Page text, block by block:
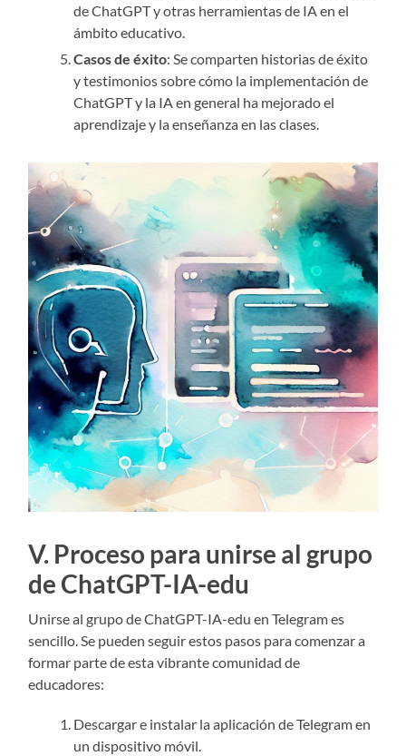
de ChatGPT y otras herramientas de IA en el
ámbito educativo.
Casos de éxito: Se comparten historias de éxito
y testimonios sobre cómo la implementación de
ChatGPT y la IA en general ha mejorado el
aprendizaje y la enseñanza en las clases.
V. Proceso para unirse al grupo
de ChatGPT-IA-edu
Unirse al grupo de ChatGPT-IA-edu en Telegram es
sencillo. Se pueden seguir estos pasos para comenzar a
formar parte de esta vibrante comunidad de
educadores:
Descargar e instalar la aplicación de Telegram en
un dispositivo móvil.